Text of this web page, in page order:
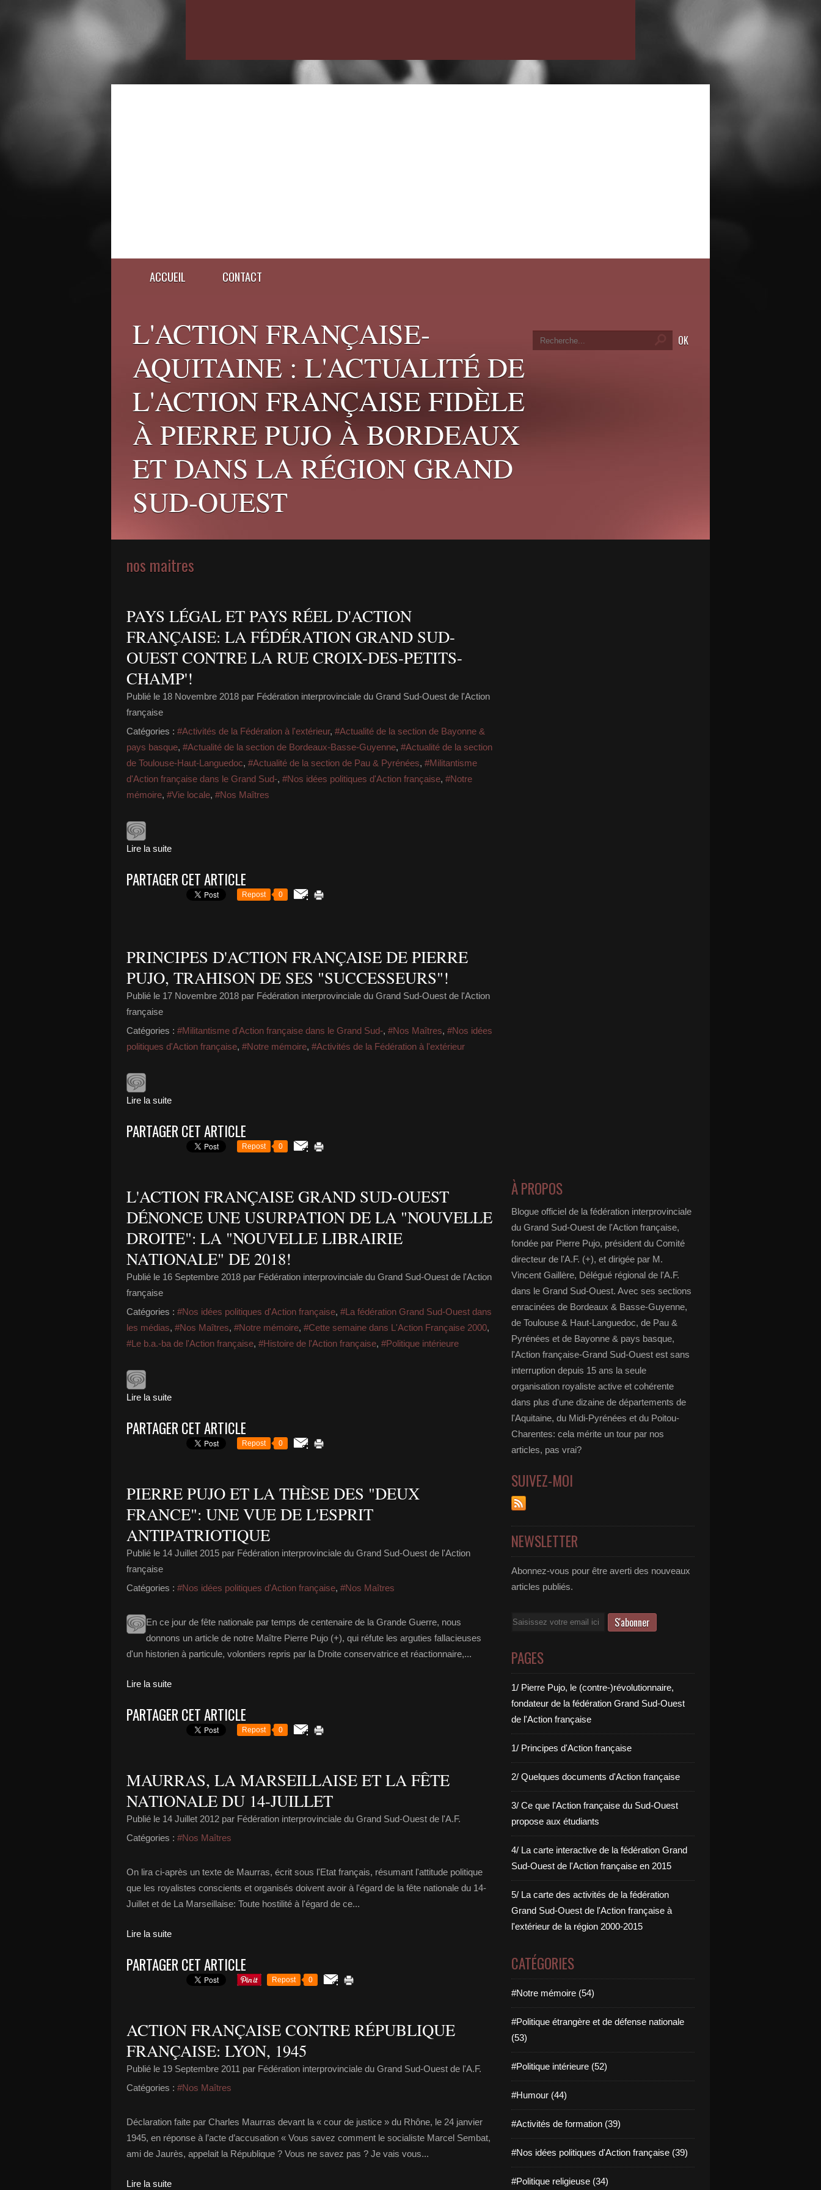
ACCUEIL CONTACT
L'ACTION FRANÇAISE-
AQUITAINE : L'ACTUALITÉ DE
L'ACTION FRANÇAISE FIDÈLE
À PIERRE PUJO À BORDEAUX
ET DANS LA RÉGION GRAND
SUD-OUEST
nos maitres
PAYS LÉGAL ET PAYS RÉEL D'ACTION
FRANÇAISE: LA FÉDÉRATION GRAND SUD-
OUEST CONTRE LA RUE CROIX-DES-PETITS-
CHAMP'!
Publié le 18 Novembre 2018 par Fédération interprovinciale du Grand Sud-Ouest de l'Action
française
Catégories : #Activités de la Fédération à l'extérieur, #Actualité de la section de Bayonne &
pays basque, #Actualité de la section de Bordeaux-Basse-Guyenne, #Actualité de la section
de Toulouse-Haut-Languedoc, #Actualité de la section de Pau & Pyrénées, #Militantisme
d'Action française dans le Grand Sud-, #Nos idées politiques d'Action française, #Notre
mémoire, #Vie locale, #Nos Maîtres
Lire la suite
PARTAGER CET ARTICLE
Repost 0
PRINCIPES D'ACTION FRANÇAISE DE PIERRE
PUJO, TRAHISON DE SES "SUCCESSEURS"!
Publié le 17 Novembre 2018 par Fédération interprovinciale du Grand Sud-Ouest de l'Action
française
Catégories : #Militantisme d'Action française dans le Grand Sud-, #Nos Maîtres, #Nos idées
politiques d'Action française, #Notre mémoire, #Activités de la Fédération à l'extérieur
Lire la suite
PARTAGER CET ARTICLE
Repost 0
L'ACTION FRANÇAISE GRAND SUD-OUEST
DÉNONCE UNE USURPATION DE LA "NOUVELLE
DROITE": LA "NOUVELLE LIBRAIRIE
NATIONALE" DE 2018!
Publié le 16 Septembre 2018 par Fédération interprovinciale du Grand Sud-Ouest de l'Action
française
Catégories : #Nos idées politiques d'Action française, #La fédération Grand Sud-Ouest dans
les médias, #Nos Maîtres, #Notre mémoire, #Cette semaine dans L'Action Française 2000,
#Le b.a.-ba de l'Action française, #Histoire de l'Action française, #Politique intérieure
Lire la suite
PARTAGER CET ARTICLE
Repost 0
PIERRE PUJO ET LA THÈSE DES "DEUX
FRANCE": UNE VUE DE L'ESPRIT
ANTIPATRIOTIQUE
Publié le 14 Juillet 2015 par Fédération interprovinciale du Grand Sud-Ouest de l'Action
française
Catégories : #Nos idées politiques d'Action française, #Nos Maîtres
En ce jour de fête nationale par temps de centenaire de la Grande Guerre, nous
donnons un article de notre Maître Pierre Pujo (+), qui réfute les arguties fallacieuses
d'un historien à particule, volontiers repris par la Droite conservatrice et réactionnaire,...
Lire la suite
PARTAGER CET ARTICLE
Repost 0
MAURRAS, LA MARSEILLAISE ET LA FÊTE
NATIONALE DU 14-JUILLET
Publié le 14 Juillet 2012 par Fédération interprovinciale du Grand Sud-Ouest de l'A.F.
Catégories : #Nos Maîtres
On lira ci-après un texte de Maurras, écrit sous l'Etat français, résumant l'attitude politique
que les royalistes conscients et organisés doivent avoir à l'égard de la fête nationale du 14-
Juillet et de La Marseillaise: Toute hostilité à l'égard de ce...
Lire la suite
PARTAGER CET ARTICLE
Repost 0
ACTION FRANÇAISE CONTRE RÉPUBLIQUE
FRANÇAISE: LYON, 1945
Publié le 19 Septembre 2011 par Fédération interprovinciale du Grand Sud-Ouest de l'A.F.
Catégories : #Nos Maîtres
Déclaration faite par Charles Maurras devant la « cour de justice » du Rhône, le 24 janvier
1945, en réponse à l’acte d’accusation « Vous savez comment le socialiste Marcel Sembat,
ami de Jaurès, appelait la République ? Vous ne savez pas ? Je vais vous...
Lire la suite
À PROPOS
Blogue officiel de la fédération interprovinciale
du Grand Sud-Ouest de l'Action française,
fondée par Pierre Pujo, président du Comité
directeur de l'A.F. (+), et dirigée par M.
Vincent Gaillère, Délégué régional de l'A.F.
dans le Grand Sud-Ouest. Avec ses sections
enracinées de Bordeaux & Basse-Guyenne,
de Toulouse & Haut-Languedoc, de Pau &
Pyrénées et de Bayonne & pays basque,
l'Action française-Grand Sud-Ouest est sans
interruption depuis 15 ans la seule
organisation royaliste active et cohérente
dans plus d'une dizaine de départements de
l'Aquitaine, du Midi-Pyrénées et du Poitou-
Charentes: cela mérite un tour par nos
articles, pas vrai?
SUIVEZ-MOI
NEWSLETTER
Abonnez-vous pour être averti des nouveaux
articles publiés.
Email
PAGES
1/ Pierre Pujo, le (contre-)révolutionnaire,
fondateur de la fédération Grand Sud-Ouest
de l'Action française
1/ Principes d'Action française
2/ Quelques documents d'Action française
3/ Ce que l'Action française du Sud-Ouest
propose aux étudiants
4/ La carte interactive de la fédération Grand
Sud-Ouest de l'Action française en 2015
5/ La carte des activités de la fédération
Grand Sud-Ouest de l'Action française à
l'extérieur de la région 2000-2015
CATÉGORIES
#Notre mémoire (54)
#Politique étrangère et de défense nationale
(53)
#Politique intérieure (52)
#Humour (44)
#Activités de formation (39)
#Nos idées politiques d'Action française (39)
#Politique religieuse (34)